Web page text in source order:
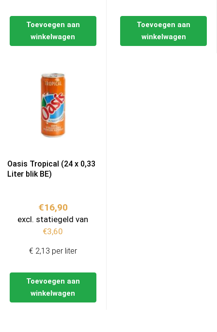
Toevoegen aan
winkelwagen
Toevoegen aan
winkelwagen
Oasis Tropical (24 x 0,33
Liter blik BE)
€16,90
excl. statiegeld van
€3,60
Toevoegen aan
winkelwagen
€ 2,13 per liter